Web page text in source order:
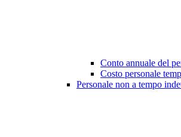
Conto annuale del
Costo personale
Personale non a tempo